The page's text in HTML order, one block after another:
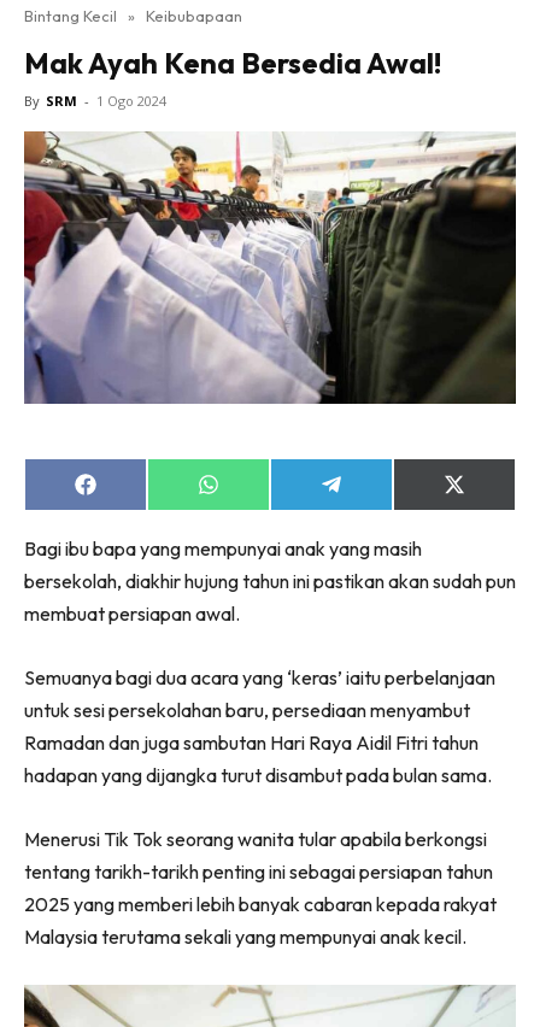
Bintang Kecil » Keibubapaan
Mak Ayah Kena Bersedia Awal!
By SRM - 1 Ogo 2024
Share
on
Share
on
Share
on
Share
on
Bagi ibu bapa yang mempunyai anak yang masih
bersekolah, diakhir hujung tahun ini pastikan akan sudah pun
membuat persiapan awal.
Semuanya bagi dua acara yang ‘keras’ iaitu perbelanjaan
untuk sesi persekolahan baru, persediaan menyambut
Ramadan dan juga sambutan Hari Raya Aidil Fitri tahun
hadapan yang dijangka turut disambut pada bulan sama.
Menerusi Tik Tok seorang wanita tular apabila berkongsi
tentang tarikh-tarikh penting ini sebagai persiapan tahun
2025 yang memberi lebih banyak cabaran kepada rakyat
Malaysia terutama sekali yang mempunyai anak kecil.